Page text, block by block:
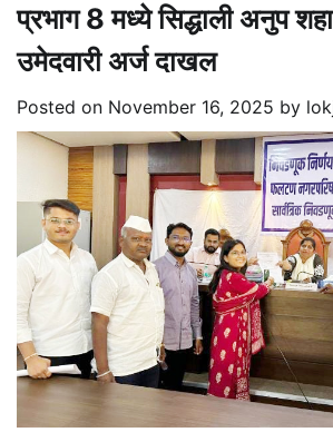
प्रभाग 8 मध्ये सिद्धाली अनुप
उमेदवारी अर्ज दाखल
Posted on November 16, 2025 by